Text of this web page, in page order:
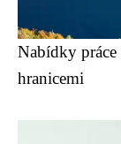
Nabídky
hranicemi